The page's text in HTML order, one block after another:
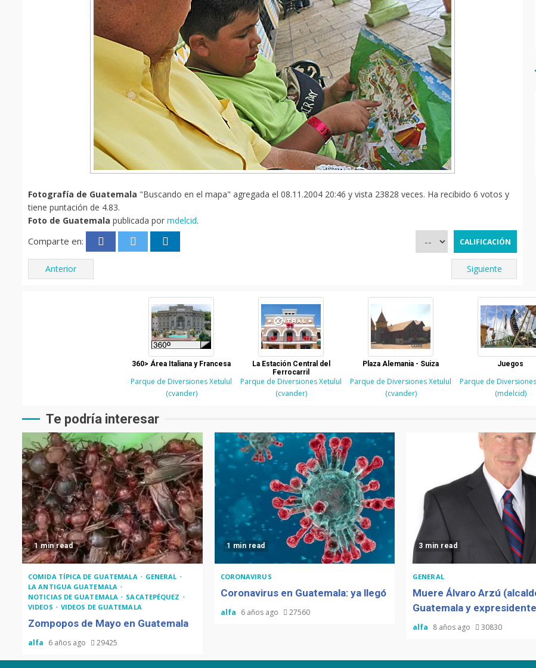
Fotografía de Guatemala "Buscando en el mapa" agregada el 08.11.2004 20:46 y vista 23828 veces. Ha recibido 6 votos y
tiene puntación de 4.83.
Foto de Guatemala publicada por mdelcid.
Comparte en:
Anterior Siguiente
360> Área Italiana y Francesa
Parque de Diversiones Xetulul
(cvander)
La Estación Central del
Ferrocarril
Parque de Diversiones Xetulul
(cvander)
Plaza Alemania - Suiza
Parque de Diversiones Xetulul
(cvander)
Juegos
Parque de
(mdelcid)
Te podría interesar
1 min read
COMIDA TÍPICA DE GUATEMALA
GENERAL
LA ANTIGUA GUATEMALA
NOTICIAS DE GUATEMALA
SACATEPÉQUEZ
VIDEOS
VIDEOS DE GUATEMALA
Zompopos de Mayo en Guatemala
alfa 6 años ago 29425
1 min read
CORONAVIRUS
Coronavirus en Guatemala: ya llegó
alfa 6 años ago 27560
3 min read
GENERAL
Muere Álvaro Arzú
Guatemala y
alfa 8 años ago 30830